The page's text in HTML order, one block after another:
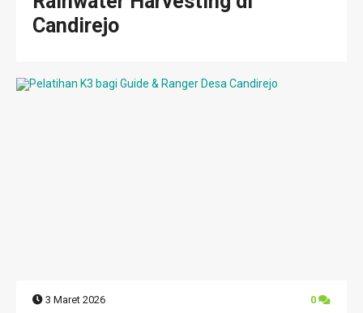
Candirejo
3 Maret 2026 0